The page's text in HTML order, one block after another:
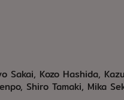
Kozo Hashida,
Shiro Tamaki, Mika